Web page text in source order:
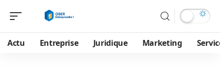
Actu Entreprise Juridique Marketing